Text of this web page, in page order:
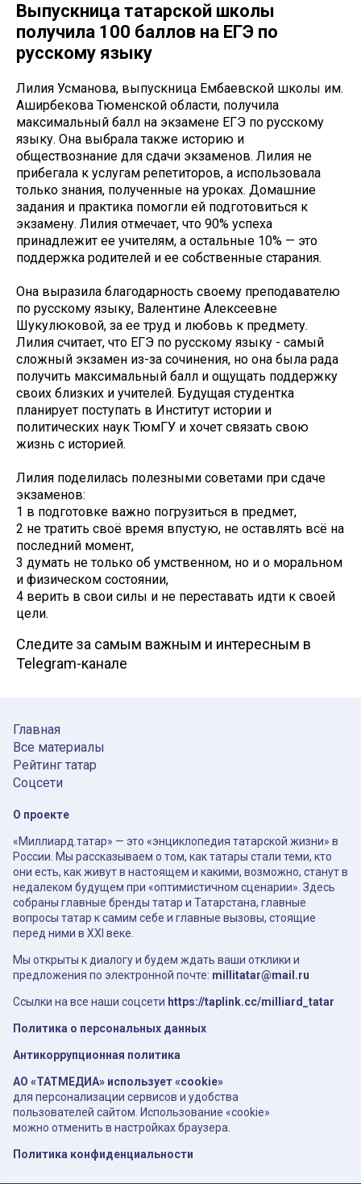
Выпускница татарской школы
получила 100 баллов на ЕГЭ по
русскому языку
Лилия Усманова, выпускница Ембаевской школы им.
Аширбекова Тюменской области, получила
максимальный балл на экзамене ЕГЭ по русскому
языку. Она выбрала также историю и
обществознание для сдачи экзаменов. Лилия не
прибегала к услугам репетиторов, а использовала
только знания, полученные на уроках. Домашние
задания и практика помогли ей подготовиться к
экзамену. Лилия отмечает, что 90% успеха
принадлежит ее учителям, а остальные 10% — это
поддержка родителей и ее собственные старания.
Она выразила благодарность своему преподавателю
по русскому языку, Валентине Алексеевне
Шукулюковой, за ее труд и любовь к предмету.
Лилия считает, что ЕГЭ по русскому языку - самый
сложный экзамен из-за сочинения, но она была рада
получить максимальный балл и ощущать поддержку
своих близких и учителей. Будущая студентка
планирует поступать в Институт истории и
политических наук ТюмГУ и хочет связать свою
жизнь с историей.
Лилия поделилась полезными советами при сдаче
экзаменов:
1 в подготовке важно погрузиться в предмет,
2 не тратить своё время впустую, не оставлять всё на
последний момент,
3 думать не только об умственном, но и о моральном
и физическом состоянии,
4 верить в свои силы и не переставать идти к своей
цели.
Следите за самым важным и интересным в
Telegram-канале
Главная
Все материалы
Рейтинг татар
Соцсети
О проекте
«Миллиард.татар» — это «энциклопедия татарской жизни» в
России. Мы рассказываем о том, как татары стали теми, кто
они есть, как живут в настоящем и какими, возможно, станут в
недалеком будущем при «оптимистичном сценарии». Здесь
собраны главные бренды татар и Татарстана, главные
вопросы татар к самим себе и главные вызовы, стоящие
перед ними в XXI веке.
Мы открыты к диалогу и будем ждать ваши отклики и
предложения по электронной почте: millitatar@mail.ru
Ссылки на все наши соцсети https://taplink.cc/milliard_tatar
Политика о персональных данных
Антикоррупционная политика
АО «ТАТМЕДИА» использует «cookie»
для персонализации сервисов и удобства
пользователей сайтом. Использование «cookie»
можно отменить в настройках браузера.
Политика конфиденциальности